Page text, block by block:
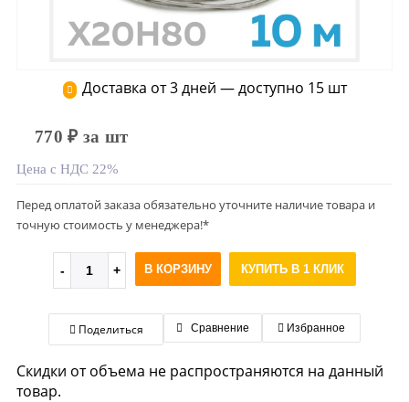
Доставка от 3 дней — доступно 15 шт
770 ₽ за шт
Цена с НДС 22%
Перед оплатой заказа обязательно уточните наличие товара и
точную стоимость у менеджера!*
В КОРЗИНУ КУПИТЬ В 1 КЛИК
Поделиться Сравнение Избранное
Скидки от объема не распространяются на данный
товар.